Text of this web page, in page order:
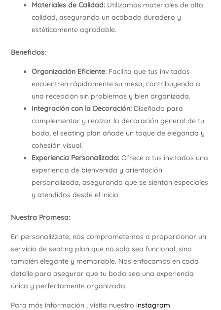
Materiales de Calidad:Utilizamos materiales de alta
calidad, asegurando un acabado duradero y
estéticamente agradable.
Beneficios:
Organización Eficiente:Facilita que tus invitados
encuentren rápidamente su mesa, contribuyendo a
una recepción sin problemas y bien organizada.
Integración con la Decoración:Diseñado para
complementar y realzar la decoración general de tu
boda, el seating plan añade un toque de elegancia y
cohesión visual.
Experiencia Personalizada:Ofrece a tus invitados una
experiencia de bienvenida y orientación
personalizada, asegurando que se sientan especiales
y atendidos desde el inicio.
Nuestra Promesa:
En personalizzate, nos comprometemos a proporcionar un
servicio de seating plan que no solo sea funcional, sino
también elegante y memorable. Nos enfocamos en cada
detalle para asegurar que tu boda sea una experiencia
única y perfectamente organizada.
Para más información , visita nuestro instagram